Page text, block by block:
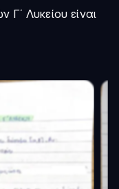
Λυκείου είναι